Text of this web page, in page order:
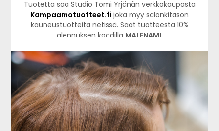
Tuotetta saa Studio Tomi Yrjänän verkkokaupasta
Kampaamotuotteet.fi joka myy salonkitason
kauneustuotteita netissä. Saat tuotteesta 10%
alennuksen koodilla MALENAMI.